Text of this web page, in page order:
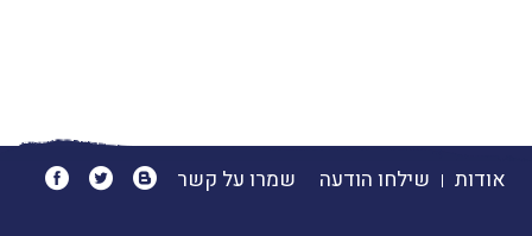
אודות שילחו הודעה שמרו על קשר